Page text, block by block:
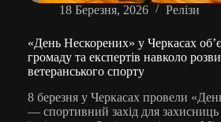
18 Березня, 2026 Релізи
«День Нескорених» у Черкасах
громаду та експертів навколо
ветеранського спорту
8 березня у Черкасах провели
— спортивний захід для захисниць